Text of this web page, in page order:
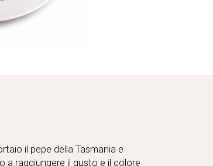
il pepe della Tasmania e
a raggiungere il gusto e il colore